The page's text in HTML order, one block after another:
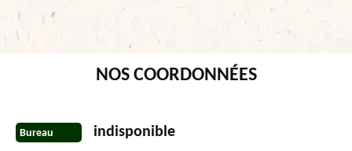
NOS COORDONNÉES
Bureau indisponible